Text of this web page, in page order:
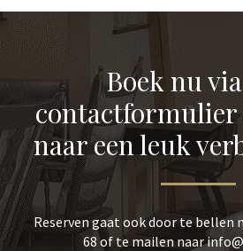
Boek nu
naar een leuk
Reserven gaat ook door te bellen
68 of te mailen naar